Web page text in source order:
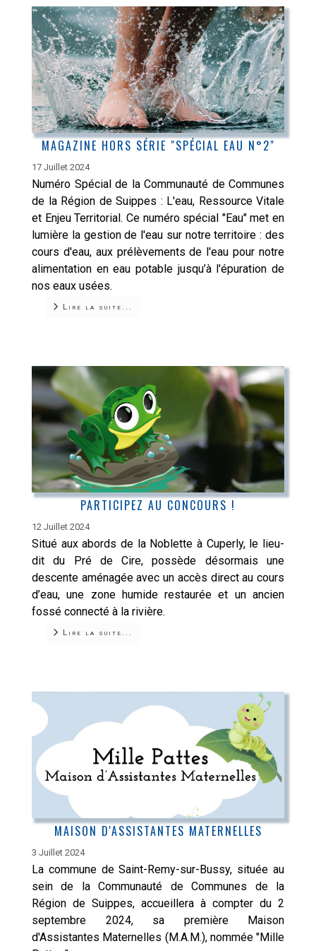
MAGAZINE HORS SÉRIE "SPÉCIAL EAU N°2"
17 Juillet 2024
Numéro Spécial de la Communauté de Communes
de la Région de Suippes : L'eau, Ressource Vitale
et Enjeu Territorial. Ce numéro spécial "Eau" met en
lumière la gestion de l'eau sur notre territoire : des
cours d'eau, aux prélèvements de l'eau pour notre
alimentation en eau potable jusqu’à l'épuration de
nos eaux usées.
Lire la suite...
PARTICIPEZ AU CONCOURS !
12 Juillet 2024
Situé aux abords de la Noblette à Cuperly, le lieu-
dit du Pré de Cire, possède désormais une
descente aménagée avec un accès direct au cours
d’eau, une zone humide restaurée et un ancien
fossé connecté à la rivière.
Lire la suite...
MAISON D'ASSISTANTES MATERNELLES
3 Juillet 2024
La commune de Saint-Remy-sur-Bussy, située au
sein de la Communauté de Communes de la
Région de Suippes, accueillera à compter du 2
septembre 2024, sa première Maison
d'Assistantes Maternelles (M.A.M.), nommée "Mille